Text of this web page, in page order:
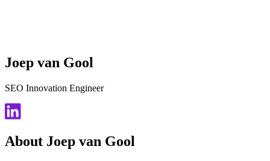
Joep van Gool
SEO Innovation Engineer
About Joep van Gool